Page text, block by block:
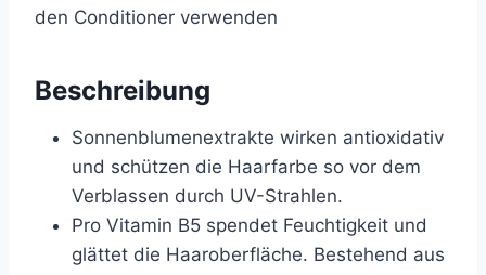
den Conditioner verwenden
Beschreibung
Sonnenblumenextrakte wirken antioxidativ
und schützen die Haarfarbe so vor dem
Verblassen durch UV-Strahlen.
Pro Vitamin B5 spendet Feuchtigkeit und
glättet die Haaroberfläche. Bestehend aus